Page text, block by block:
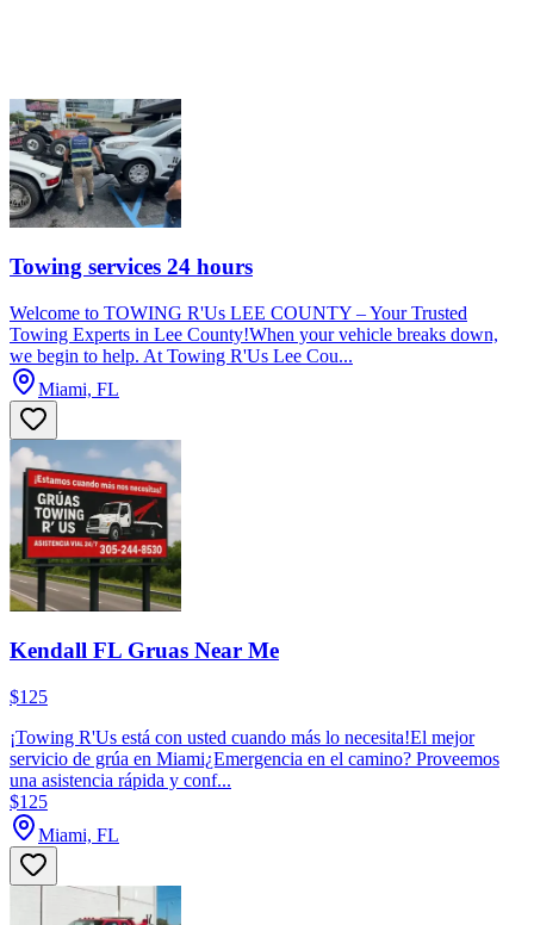
Towing services 24 hours
Welcome to TOWING R'Us LEE COUNTY – Your Trusted
Towing Experts in Lee County!When your vehicle breaks down,
we begin to help. At Towing R'Us Lee Cou...
Miami, FL
Kendall FL Gruas Near Me
$125
¡Towing R'Us está con usted cuando más lo necesita!El mejor
servicio de grúa en Miami¿Emergencia en el camino? Proveemos
una asistencia rápida y conf...
$125
Miami, FL